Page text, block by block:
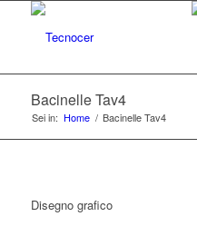
Bacinelle Tav4
Sei in: Home / Bacinelle Tav4
Disegno grafico